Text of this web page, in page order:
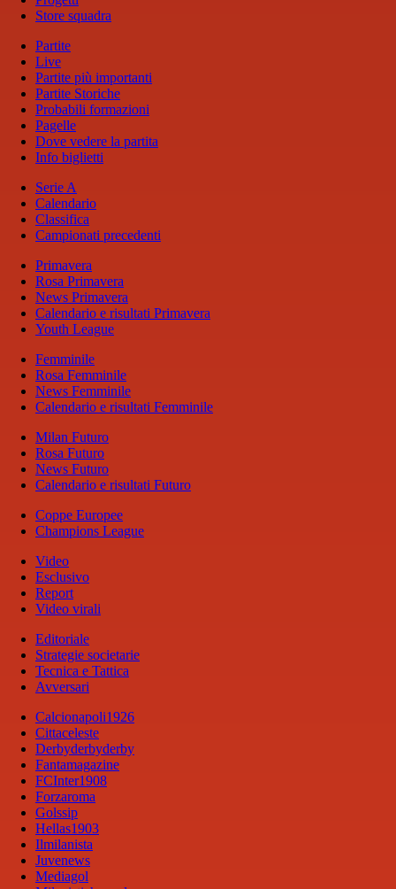
Store squadra
Partite
Live
Partite più importanti
Partite Storiche
Probabili formazioni
Pagelle
Dove vedere la partita
Info biglietti
Serie A
Calendario
Classifica
Campionati precedenti
Primavera
Rosa Primavera
News Primavera
Calendario e risultati Primavera
Youth League
Femminile
Rosa Femminile
News Femminile
Calendario e risultati Femminile
Milan Futuro
Rosa Futuro
News Futuro
Calendario e risultati Futuro
Coppe Europee
Champions League
Video
Esclusivo
Report
Video virali
Editoriale
Strategie societarie
Tecnica e Tattica
Avversari
Calcionapoli1926
Cittaceleste
Derbyderbyderby
Fantamagazine
FCInter1908
Forzaroma
Golssip
Hellas1903
Ilmilanista
Juvenews
Mediagol